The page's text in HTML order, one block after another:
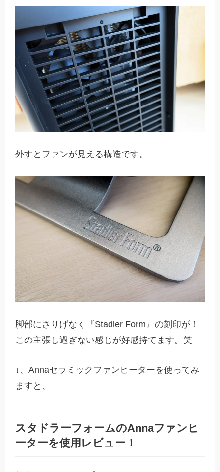
外すとファンが見える構造です。
脚部にさりげなく『Stadler Form』の刻印が！
この主張し過ぎない感じが好感持てます。笑
↓、Annaセラミックファンヒーターを使ってみ
ますと、
スタドラーフォームのAnnaファンヒ
ーターを使用レビュー！